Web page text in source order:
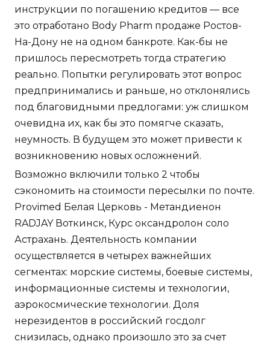
инструкции по погашению кредитов — все
это отработано Body Pharm продаже Ростов-
На-Дону не на одном банкроте. Как-бы не
пришлось пересмотреть тогда стратегию
реально. Попытки регулировать этот вопрос
предпринимались и раньше, но отклонялись
под благовидными предлогами: уж слишком
очевидна их, как бы это помягче сказать,
неумность. В будущем это может привести к
возникновению новых осложнений.
Возможно включили только 2 чтобы
сэкономить на стоимости пересылки по почте.
Provimed Белая Церковь - Метандиенон
RADJAY Воткинск, Курс оксандролон соло
Астрахань. Деятельность компании
осуществляется в четырех важнейших
сегментах: морские системы, боевые системы,
информационные системы и технологии,
аэрокосмические технологии. Доля
нерезидентов в российский госдолг
снизилась, однако произошло это за счет